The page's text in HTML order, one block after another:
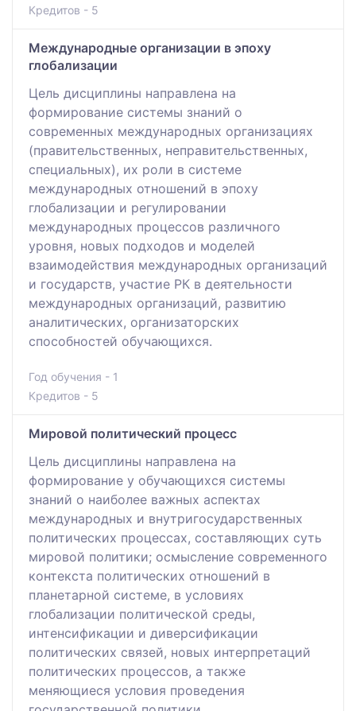
Кредитов - 5
Международные организации в эпоху
глобализации
Цель дисциплины направлена на
формирование системы знаний о
современных международных организациях
(правительственных, неправительственных,
специальных), их роли в системе
международных отношений в эпоху
глобализации и регулировании
международных процессов различного
уровня, новых подходов и моделей
взаимодействия международных организаций
и государств, участие РК в деятельности
международных организаций, развитию
аналитических, организаторских
способностей обучающихся.
Год обучения - 1
Кредитов - 5
Мировой политический процесс
Цель дисциплины направлена на
формирование у обучающихся системы
знаний о наиболее важных аспектах
международных и внутригосударственных
политических процессах, составляющих суть
мировой политики; осмысление современного
контекста политических отношений в
планетарной системе, в условиях
глобализации политической среды,
интенсификации и диверсификации
политических связей, новых интерпретаций
политических процессов, а также
меняющиеся условия проведения